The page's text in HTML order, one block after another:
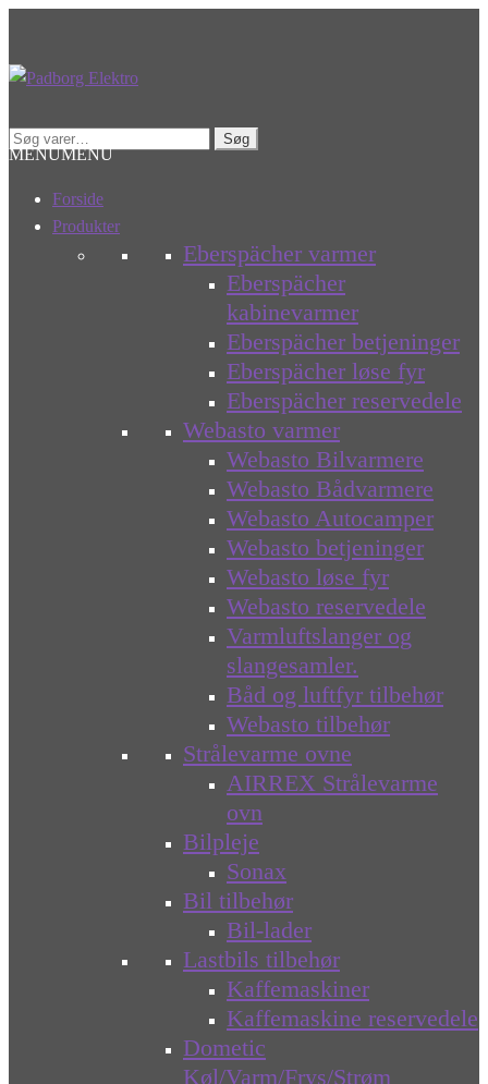
Spring
Spring
Søg
efter:
Søg
MENUMENU
Forside
Produkter
Eberspächer varmer
Eberspächer
kabinevarmer
Eberspächer betjeninger
Eberspächer løse fyr
Eberspächer reservedele
Webasto varmer
Webasto Bilvarmere
Webasto Bådvarmere
Webasto Autocamper
Webasto betjeninger
Webasto løse fyr
Webasto reservedele
Varmluftslanger og
slangesamler.
Båd og luftfyr tilbehør
Webasto tilbehør
Strålevarme ovne
AIRREX Strålevarme
ovn
Bilpleje
Sonax
Bil tilbehør
Bil-lader
Lastbils tilbehør
Kaffemaskiner
Kaffemaskine reservedele
Dometic
Køl/Varm/Frys/Strøm